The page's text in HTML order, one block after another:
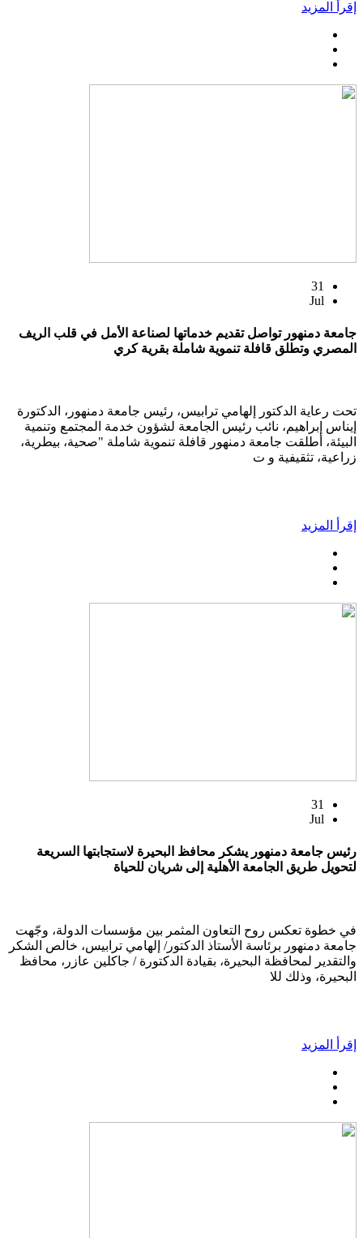
إقرأ المزيد
31
Jul
جامعة دمنهور تواصل تقديم خدماتها لصناعة الأمل في قلب الريف
المصري وتطلق قافلة تنموية شاملة بقرية كري
تحت رعاية الدكتور إلهامي ترابيس، رئيس جامعة دمنهور، الدكتورة
إيناس إبراهيم، نائب رئيس الجامعة لشؤون خدمة المجتمع وتنمية
البيئة، أطلقت جامعة دمنهور قافلة تنموية شاملة "صحية، بيطرية،
زراعية، تثقيفية و ت
إقرأ المزيد
31
Jul
رئيس جامعة دمنهور يشكر محافظ البحيرة لاستجابتها السريعة
لتحويل طريق الجامعة الأهلية إلى شريان للحياة
في خطوة تعكس روح التعاون المثمر بين مؤسسات الدولة، وجّهت
جامعة دمنهور برئاسة الأستاذ الدكتور/ إلهامي ترابيس، خالص الشكر
والتقدير لمحافظة البحيرة، بقيادة الدكتورة / جاكلين عازر، محافظ
البحيرة، وذلك للا
إقرأ المزيد